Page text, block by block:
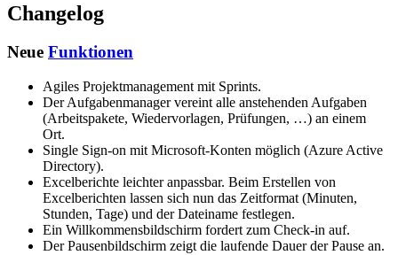
Changelog
Neue Funktionen
Agiles Projektmanagement mit Sprints.
Der Aufgabenmanager vereint alle anstehenden Aufgaben
(Arbeitspakete, Wiedervorlagen, Prüfungen, …) an einem
Ort.
Single Sign-on mit Microsoft-Konten möglich (Azure Active
Directory).
Excelberichte leichter anpassbar. Beim Erstellen von
Excelberichten lassen sich nun das Zeitformat (Minuten,
Stunden, Tage) und der Dateiname festlegen.
Ein Willkommensbildschirm fordert zum Check-in auf.
Der Pausenbildschirm zeigt die laufende Dauer der Pause an.